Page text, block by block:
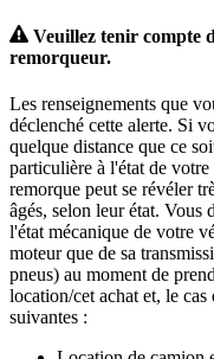
Veuillez tenir compte
remorqueur.
Les renseignements que
déclenché cette alerte. Si
quelque distance que ce
particulière à l'état de
remorque peut se révéler
âgés, selon leur état. Vous
l'état mécanique de votre
moteur que de sa
pneus) au moment de
location/cet achat et, le
suivantes :